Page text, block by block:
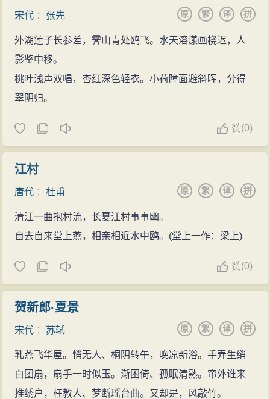
宋代 ： 张先 拼
译
繁
原
外湖莲子长参差，霁山青处鸥飞。水天溶漾画桡迟，人
影鉴中移。
桃叶浅声双唱，杏红深色轻衣。小荷障面避斜晖，分得
翠阴归。
赞(0)
江村
唐代 ：杜甫 拼
译
繁
原
清江一曲抱村流，长夏江村事事幽。
自去自来堂上燕，相亲相近水中鸥。(堂上一作：梁上)
赞(0)
贺新郎·夏景
宋代 ： 苏轼 拼
译
繁
原
乳燕飞华屋。悄无人、桐阴转午，晚凉新浴。手弄生绡
白团扇，扇手一时似玉。渐困倚、孤眠清熟。帘外谁来
推绣户，枉教人、梦断瑶台曲。又却是，风敲竹。